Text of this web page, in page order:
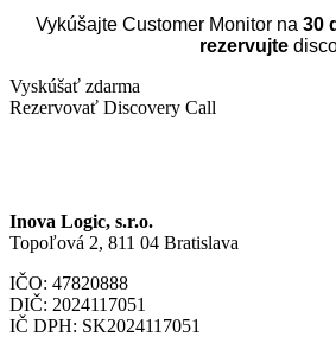
Vykúšajte Customer Monitor na 30
rezervujte
Vyskúšať zdarma
Rezervovať Discovery Call
Inova Logic, s.r.o.
Topoľová 2, 811 04 Bratislava
IČO: 47820888
DIČ: 2024117051
IČ DPH: SK2024117051